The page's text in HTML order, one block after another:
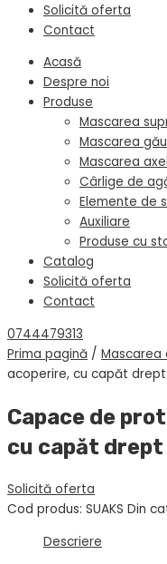
Solicită oferta
Contact
Acasă
Despre noi
Produse
Mascarea
Mascarea
Mascarea
Cârlige de
Elemente de
Auxiliare
Produse cu
Catalog
Solicită oferta
Contact
0744479313
Prima pagină / Mascarea
acoperire, cu capăt drept
Capace de
cu capăt drept
Solicită oferta
Cod produs: SUAKS Din
Descriere